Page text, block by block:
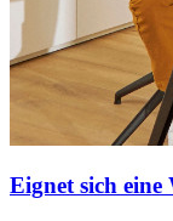
Eignet sich